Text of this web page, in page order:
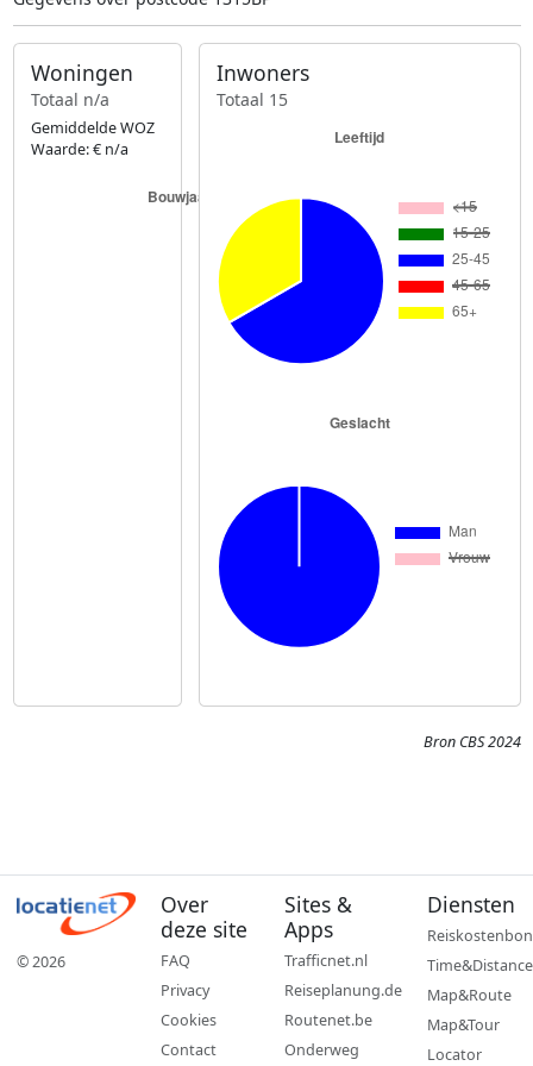
Woningen
Totaal n/a
Gemiddelde WOZ
Waarde: € n/a
Inwoners
Totaal 15
Bron CBS 2024
© 2026
Over
deze site
FAQ
Privacy
Cookies
Contact
Sites &
Apps
Trafficnet.nl
Reiseplanung.de
Routenet.be
Onderweg
Diensten
Reiskostenbon
Time&Distance
Map&Route
Map&Tour
Locator